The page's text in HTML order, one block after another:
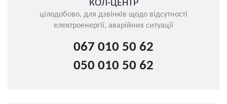
КОЛ-ЦЕНТР
цілодобово, для дзвінків щодо відсутності
електроенергії, аварійних ситуації
067 010 50 62
050 010 50 62